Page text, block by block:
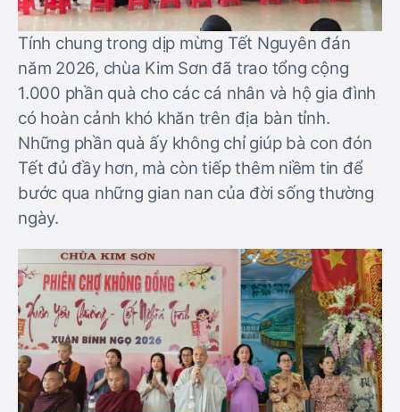
Tính chung trong dịp mừng Tết Nguyên đán
năm 2026, chùa Kim Sơn đã trao tổng cộng
1.000 phần quà cho các cá nhân và hộ gia đình
có hoàn cảnh khó khăn trên địa bàn tỉnh.
Những phần quà ấy không chỉ giúp bà con đón
Tết đủ đầy hơn, mà còn tiếp thêm niềm tin để
bước qua những gian nan của đời sống thường
ngày.